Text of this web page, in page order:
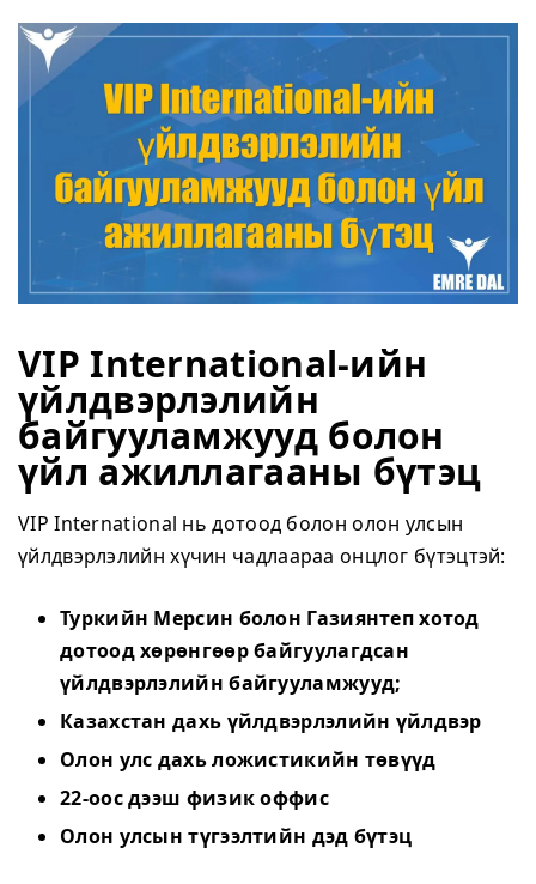
VIP International-ийн
үйлдвэрлэлийн
байгууламжууд болон
үйл ажиллагааны бүтэц
VIP International нь дотоод болон олон улсын
үйлдвэрлэлийн хүчин чадлаараа онцлог бүтэцтэй:
Туркийн Мерсин болон Газиянтеп хотод
дотоод хөрөнгөөр байгуулагдсан
үйлдвэрлэлийн байгууламжууд;
Казахстан дахь үйлдвэрлэлийн үйлдвэр
Олон улс дахь ложистикийн төвүүд
22-оос дээш физик оффис
Олон улсын түгээлтийн дэд бүтэц